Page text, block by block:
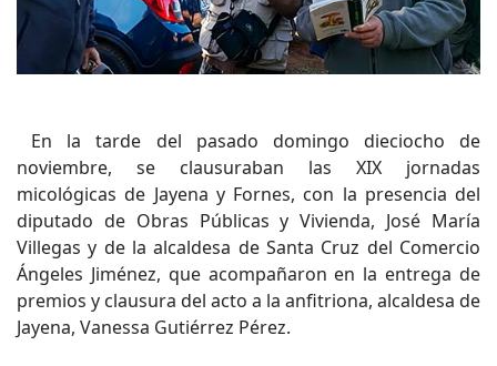
En la tarde del pasado domingo dieciocho de
noviembre, se clausuraban las XIX jornadas
micológicas de Jayena y Fornes, con la presencia del
diputado de Obras Públicas y Vivienda, José María
Villegas y de la alcaldesa de Santa Cruz del Comercio
Ángeles Jiménez, que acompañaron en la entrega de
premios y clausura del acto a la anfitriona, alcaldesa de
Jayena, Vanessa Gutiérrez Pérez.